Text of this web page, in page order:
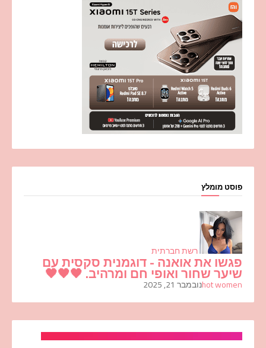
פוסט מומלץ
רשת חברתית
פגשו את אואנה - דוגמנית סקסית עם
שיער שחור ואופי חם ומרהיב. 🖤🖤🖤
hot womenנובמבר 21, 2025